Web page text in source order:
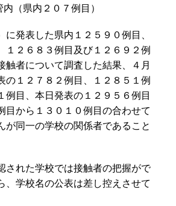
（県内２０７例目）
に発表した県内１２５９０例目、
１２６８３例目及び１２６９２例
触者について調査した結果、４月
の１２７８２例目、１２８５１例
例目、本日発表の１２９５６例目
目から１３０１０例目の合わせて
が同一の学校の関係者であること
された学校では接触者の把握がで
、学校名の公表は差し控えさせて